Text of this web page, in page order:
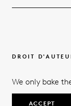
DROIT
We only bake
ACCEPT